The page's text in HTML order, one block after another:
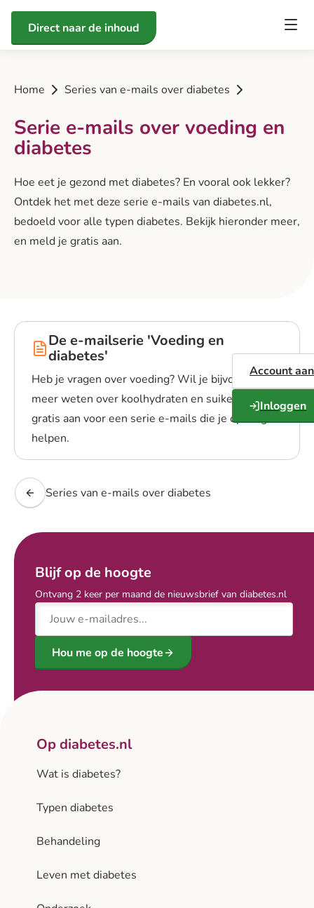
Direct naar de inhoud
Account
Inloggen
Home Series van e-mails over diabetes
Serie e-mails over voeding en
diabetes
Hoe eet je gezond met diabetes? En vooral ook lekker?
Ontdek het met deze serie e-mails van diabetes.nl,
bedoeld voor alle typen diabetes. Bekijk hieronder meer,
en meld je gratis aan.
ArtikelenDe e-mailserie 'Voeding en
diabetes'
Heb je vragen over voeding? Wil je bijvoorbeeld
meer weten over koolhydraten en suiker? Meld je
gratis aan voor een serie e-mails die je op weg
helpen.
Lees meer over De e-mailserie 'Voeding en diabetes'
Series van e-mails over diabetes
Blijf op de hoogte
Ontvang 2 keer per maand de nieuwsbrief van diabetes.nl
E-mailadres
Hou me op de hoogte
Op diabetes.nl
Wat is diabetes?
Typen diabetes
Behandeling
Leven met diabetes